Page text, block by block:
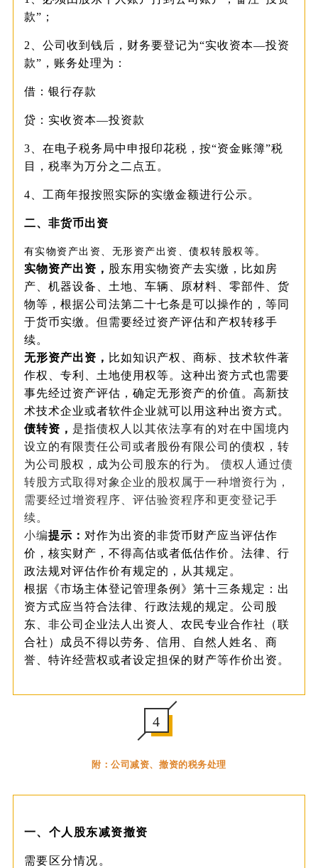
款”；
2、公司收到钱后，财务要登记为“实收资本—投资
款”，账务处理为：
借：银行存款
贷：实收资本—投资款
3、在电子税务局中申报印花税，按“资金账簿”税
目，税率为万分之二点五。
4、工商年报按照实际的实缴金额进行公示。
二、非货币出资
有实物资产出资、无形资产出资、债权转股权等。
实物资产出资， 股东用实物资产去实缴，比如房
产、机器设备、土地、车辆、原材料、零部件、货
物等，根据公司法第二十七条是可以操作的，等同
于货币实缴。但需要经过资产评估和产权转移手
续。
无形资产出资， 比如知识产权、商标、技术软件著
作权、专利、土地使用权等。这种出资方式也需要
事先经过资产评估，确定无形资产的价值。高新技
术技术企业或者软件企业就可以用这种出资方式。
债转资， 是指债权人以其依法享有的对在中国境内
设立的有限责任公司或者股份有限公司的债权，转
为公司股权，成为公司股东的行为。
债权人通过债
转股方式取得对象企业的股权属于一种增资行为，
需要经过增资程序、评估验资程序和更变登记手
续。
小编提示： 对作为出资的非货币财产应当评估作
价，核实财产，不得高估或者低估作价。法律、行
政法规对评估作价有规定的，从其规定。
根据《市场主体登记管理条例》第十三条规定：出
资方式应当符合法律、行政法规的规定。公司股
东、非公司企业法人出资人、农民专业合作社（联
合社）成员不得以劳务、信用、自然人姓名、商
誉、特许经营权或者设定担保的财产等作价出资。
4
附：公司减资、撤资的税务处理
一、个人股东减资撤资
需要区分情况。